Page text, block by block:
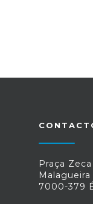
Praça
Malagueira
7000-379